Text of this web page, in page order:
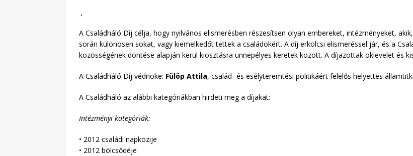
A Családháló Díj célja, hogy nyilvános elismerésben részesítsen olyan embereket, intézményeket,
során különösen sokat, vagy kiemelkedőt tettek a családokért. A díj erkölcsi elismeréssel jár, és a
közösségének döntése alapján kerül kiosztásra ünnepélyes keretek között. A díjazottak oklevelet és
A Családháló Díj védnöke: Fülöp Attila, család- és esélyteremtési politikáért felelős helyettes
A Családháló az alábbi kategóriákban hirdeti meg a díjakat:
Intézményi kategóriák:
• 2012 családi napközije
• 2012 bölcsődéje